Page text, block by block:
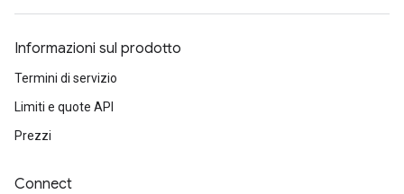
Informazioni sul prodotto
Termini di servizio
Limiti e quote API
Prezzi
Connect